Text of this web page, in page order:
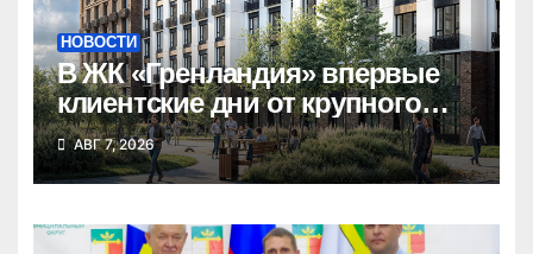
НОВОСТИ
В ЖК «Гренландия» впервые
клиентские дни от крупного
девелопера — группы
компаний «СОЮЗ»
АВГ 7, 2026